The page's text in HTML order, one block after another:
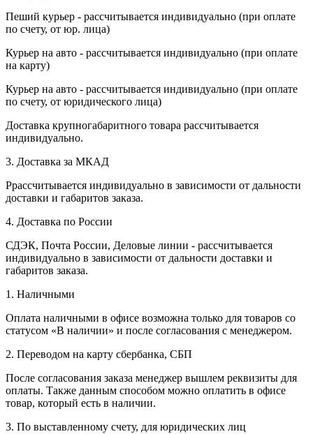
Пеший курьер - рассчитывается индивидуально (при оплате
по счету, от юр. лица)
Курьер на авто - рассчитывается индивидуально (при оплате
на карту)
Курьер на авто - рассчитывается индивидуально (при оплате
по счету, от юридического лица)
Доставка крупногабаритного товара рассчитывается
индивидуально.
3. Доставка за МКАД
Ррассчитывается индивидуально в зависимости от дальности
доставки и габаритов заказа.
4. Доставка по России
СДЭК, Почта России, Деловые линии - рассчитывается
индивидуально в зависимости от дальности доставки и
габаритов заказа.
1. Наличными
Оплата наличными в офисе возможна только для товаров со
статусом «В наличии» и после согласования с менеджером.
2. Переводом на карту сбербанка, СБП
После согласования заказа менеджер вышлем реквизиты для
оплаты. Также данным способом можно оплатить в офисе
товар, который есть в наличии.
3. По выставленному счету, для юридических лиц